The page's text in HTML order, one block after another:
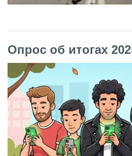
Опрос об итогах